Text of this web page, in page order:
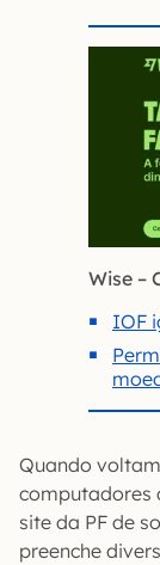
Wise –
IOF
Quando
computadores
site da PF de
preenche